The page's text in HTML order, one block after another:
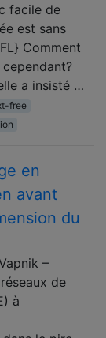
facile de
est sans
Comment
a insisté …
free
en
avant
du
–
de
à